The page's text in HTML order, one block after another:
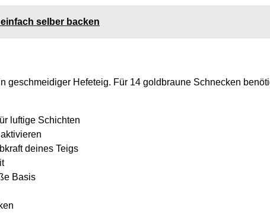
selber backen
geschmeidiger Hefeteig. Für 14 goldbraune Schnecken
luftige Schichten
deines Teigs
Basis